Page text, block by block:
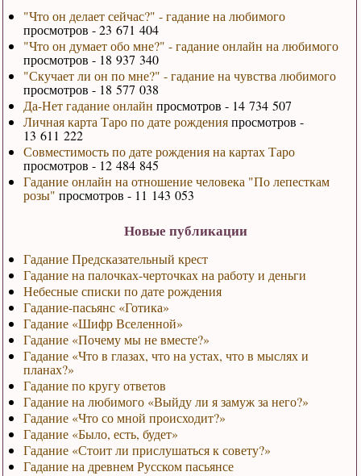
"Что он делает сейчас?" - гадание на любимого
просмотров - 23 671 404
"Что он думает обо мне?" - гадание онлайн на любимого
просмотров - 18 937 340
"Скучает ли он по мне?" - гадание на чувства любимого
просмотров - 18 577 038
Да-Нет гадание онлайн просмотров - 14 734 507
Личная карта Таро по дате рожденияпросмотров -
13 611 222
Совместимость по дате рождения на картах Таро
просмотров - 12 484 845
Гадание онлайн на отношение человека "По лепесткам
розы" просмотров - 11 143 053
Новые публикации
Гадание Предсказательный крест
Гадание на палочках-черточках на работу и деньги
Небесные списки по дате рождения
Гадание-пасьянс «Готика»
Гадание «Шифр Вселенной»
Гадание «Почему мы не вместе?»
Гадание «Что в глазах, что на устах, что в мыслях и
планах?»
Гадание по кругу ответов
Гадание на любимого «Выйду ли я замуж за него?»
Гадание «Что со мной происходит?»
Гадание «Было, есть, будет»
Гадание «Стоит ли прислушаться к совету?»
Гадание на древнем Русском пасьянсе